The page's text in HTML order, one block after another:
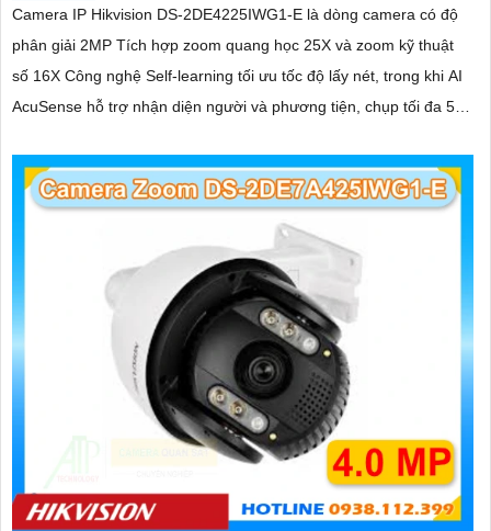
Camera IP Hikvision DS-2DE4225IWG1-E là dòng camera có độ
phân giải 2MP Tích hợp zoom quang học 25X và zoom kỹ thuật
số 16X Công nghệ Self-learning tối ưu tốc độ lấy nét, trong khi AI
AcuSense hỗ trợ nhận diện người và phương tiện, chụp tối đa 5